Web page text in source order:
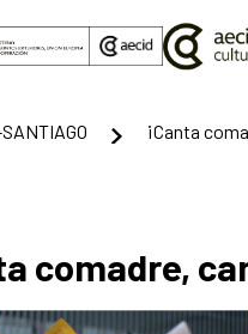
Content
¡Canta
comadre,